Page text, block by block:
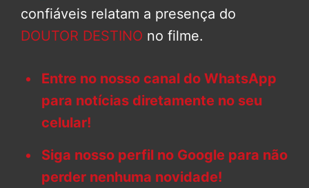
confiáveis relatam a presença do
DOUTOR DESTINO no filme.
Entre no nosso canal do WhatsApp
para notícias diretamente no seu
celular!
Siga nosso perfil no Google para não
perder nenhuma novidade!